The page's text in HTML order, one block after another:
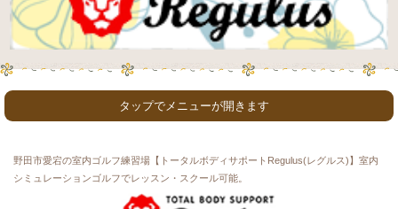
タップでメニューが開きます
ご利用者・生徒さんの声
ゴルフ工房 カフェ紹介
スタジオ紹介
利用者インタビュー
よくある質問
お問い合わせ
ゴルフ用語 サイトマップ
野田市愛宕の室内ゴルフ練習場【トータルボディサポートRegulus(レグルス)】室内
シミュレーションゴルフでレッスン・スクール可能。